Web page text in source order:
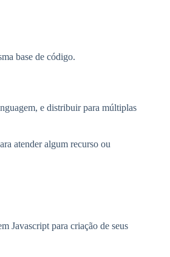
base de código.
e distribuir para múltiplas
atender algum recurso ou
Javascript para criação de seus